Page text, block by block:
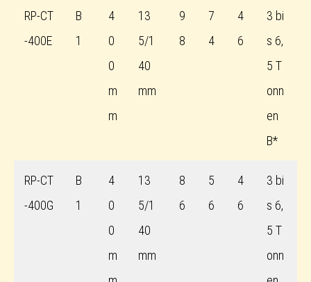
RP-CT
-400E
B
1
4
0
0
m
m
13
5/1
40
mm
9
8
7
4
4
6
3 bi
s 6,
5 T
onn
en
B*
RP-CT
-400G
B
1
4
0
0
m
13
5/1
40
mm
8
6
5
6
4
6
3 bi
s 6,
5 T
onn